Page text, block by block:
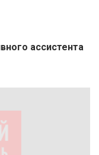
ассистента